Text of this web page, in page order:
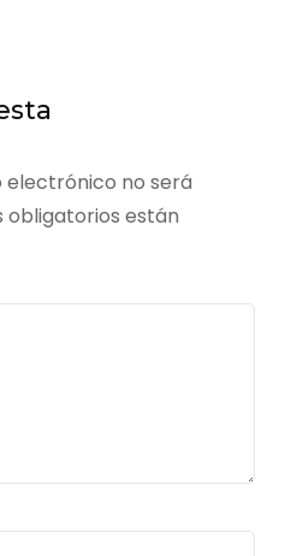
electrónico no será
obligatorios están